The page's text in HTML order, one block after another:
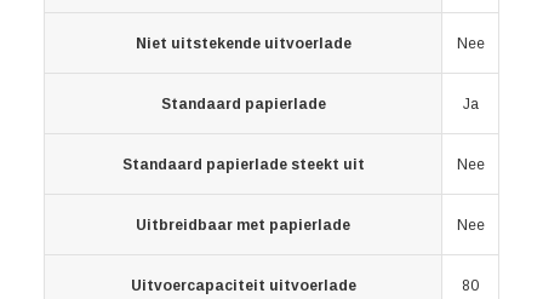
Niet uitstekende uitvoerlade Nee
Standaard papierlade Ja
Standaard papierlade steekt uit Nee
Uitbreidbaar met papierlade Nee
Uitvoercapaciteit uitvoerlade 80